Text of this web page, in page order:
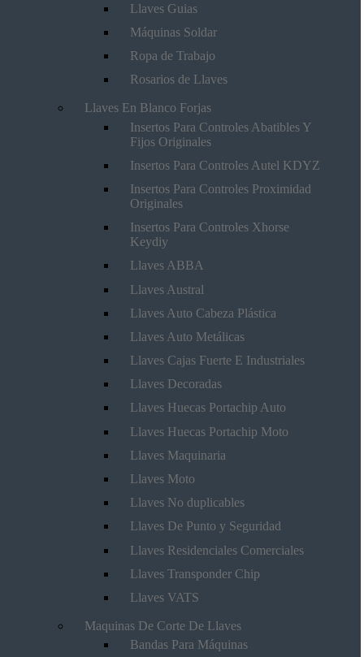
Llaves Guias
Máquinas Soldar
Ropa de Trabajo
Rosarios de Llaves
Llaves En Blanco Forjas
Insertos Para Controles Abatibles Y
Fijos Originales
Insertos Para Controles Autel KDYZ
Insertos Para Controles Proximidad
Originales
Insertos Para Controles Xhorse
Keydiy
Llaves ABBA
Llaves Austral
Llaves Auto Cabeza Plástica
Llaves Auto Metálicas
Llaves Cajas Fuerte E Industriales
Llaves Decoradas
Llaves Huecas Portachip Auto
Llaves Huecas Portachip Moto
Llaves Maquinaria
Llaves Moto
Llaves No duplicables
Llaves De Punto y Seguridad
Llaves Residenciales Comerciales
Llaves Transponder Chip
Llaves VATS
Maquinas De Corte De Llaves
Bandas Para Máquinas